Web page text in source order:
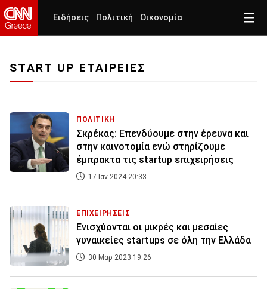
Ειδήσεις Πολιτική Οικονομία
START UP ΕΤΑΙΡΕΙΕΣ
ΠΟΛΙΤΙΚΗ
Σκρέκας: Επενδύουμε στην έρευνα και
στην καινοτομία ενώ στηρίζουμε
έμπρακτα τις startup επιχειρήσεις
17 Ιαν 2024 20:33
ΕΠΙΧΕΙΡΗΣΕΙΣ
Ενισχύονται οι μικρές και μεσαίες
γυναικείες startups σε όλη την Ελλάδα
30 Μαρ 2023 19:26